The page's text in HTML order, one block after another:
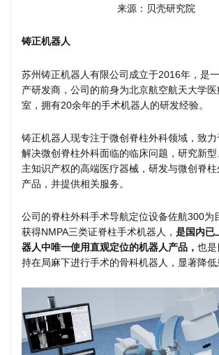
来源：贝壳研究院
铸正机器人
苏州铸正机器人有限公司成立于2016年，是
产研发商，公司的前身为北京航空航天大学
室，拥有20余年的手术机器人的研发经验。
铸正机器人现专注于微创脊柱外科领域，致
解决微创脊柱外科面临的临床问题，研究新
主知识产权的高端医疗器械，研发与微创脊
产品，并提供相关服务。
公司的脊柱外科手术导航定位设备佐航300为
获得NMPA三类证脊柱手术机器人， 是国内已
器人中唯一使用直观定位的机器人产品， 也是
持在局麻下进行手术的骨科机器人，显著降低